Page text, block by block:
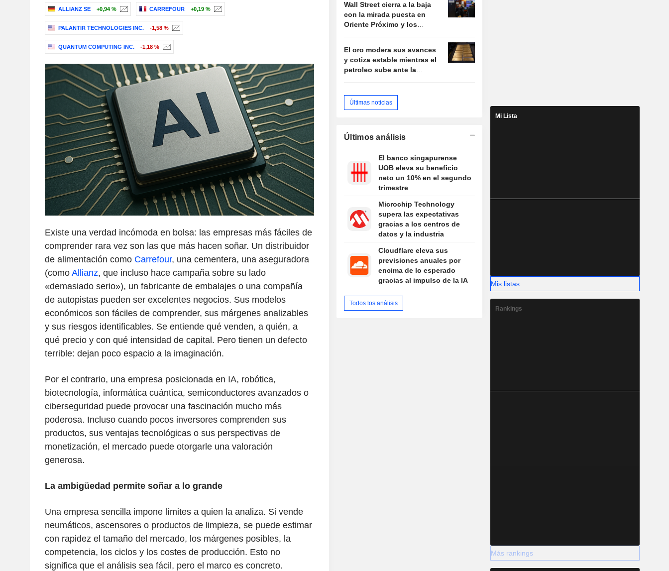
ALLIANZ SE +0,94 % CARREFOUR +0,19 %
PALANTIR TECHNOLOGIES INC. -1,58 %
QUANTUM COMPUTING INC. -1,18 %
Existe una verdad incómoda en bolsa: las empresas más fáciles de
comprender rara vez son las que más hacen soñar. Un distribuidor
de alimentación como Carrefour, una cementera, una aseguradora
(como Allianz, que incluso hace campaña sobre su lado
«demasiado serio»), un fabricante de embalajes o una compañía
de autopistas pueden ser excelentes negocios. Sus modelos
económicos son fáciles de comprender, sus márgenes analizables
y sus riesgos identificables. Se entiende qué venden, a quién, a
qué precio y con qué intensidad de capital. Pero tienen un defecto
terrible: dejan poco espacio a la imaginación.
Por el contrario, una empresa posicionada en IA, robótica,
biotecnología, informática cuántica, semiconductores avanzados o
ciberseguridad puede provocar una fascinación mucho más
poderosa. Incluso cuando pocos inversores comprenden sus
productos, sus ventajas tecnológicas o sus perspectivas de
monetización, el mercado puede otorgarle una valoración
generosa.
La ambigüedad permite soñar a lo grande
Una empresa sencilla impone límites a quien la analiza. Si vende
neumáticos, ascensores o productos de limpieza, se puede estimar
con rapidez el tamaño del mercado, los márgenes posibles, la
competencia, los ciclos y los costes de producción. Esto no
significa que el análisis sea fácil, pero el marco es concreto.
Wall Street cierra a la baja
con la mirada puesta en
Oriente Próximo y los
El oro modera sus avances
y cotiza estable mientras el
petroleo sube ante la
Ormuz
Últimas noticias
Últimos análisis
El banco singapurense
UOB eleva su beneficio
neto un 10% en el segundo
trimestre
Microchip Technology
supera las expectativas
gracias a los centros de
datos y la industria
Cloudflare eleva sus
previsiones anuales por
encima de lo esperado
gracias al impulso de la IA
Todos los análisis
Mi Lista
Mis listas
Rankings
Más rankings